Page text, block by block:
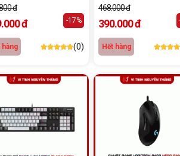
đ
đ -17%
hàng (0)
468.000 đ
390.000 đ
Hết hàng